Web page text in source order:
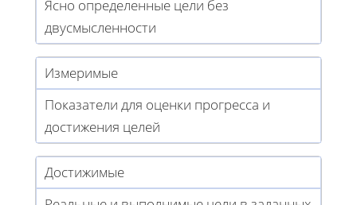
Ясно определенные цели без
двусмысленности
Измеримые
Показатели для оценки прогресса и
достижения целей
Достижимые